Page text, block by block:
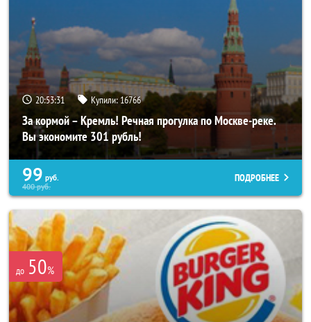
20:53:27 Купили: 16766
За кормой – Кремль! Речная прогулка по Москве-реке.
Вы экономите 301 рубль!
99 руб.
400руб.
ПОДРОБНЕЕ
до 50%